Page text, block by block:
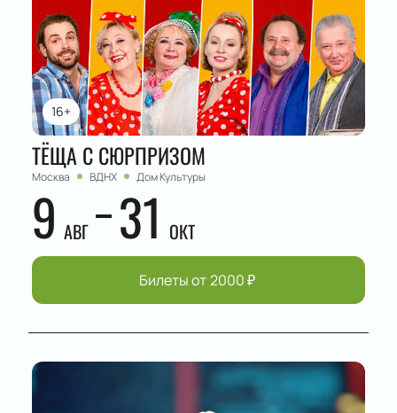
16+
ТЁЩА С СЮРПРИЗОМ
Москва ВДНХ Дом Культуры
9 АВГ 31 ОКТ
Билеты от 2000₽